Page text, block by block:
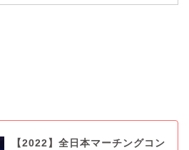
【2022】全日本マーチングコン